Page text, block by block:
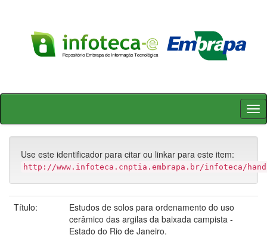
Skip
Use este identificador para citar ou linkar para este item:
http://www.infoteca.cnptia.embrapa.br/infoteca/
Título:
Estudos de solos para ordenamento do uso
cerâmico das argilas da baixada campista -
Estado do Rio de Janeiro.